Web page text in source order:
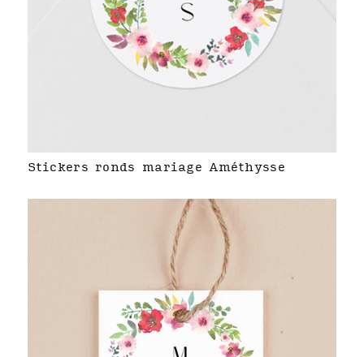
Stickers ronds mariage Améthysse